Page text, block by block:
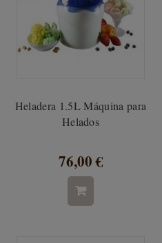
Heladera 1.5L Máquina para
Helados
76,00 €